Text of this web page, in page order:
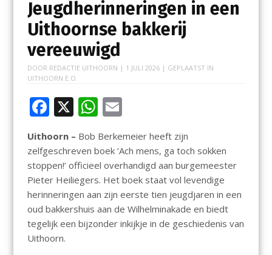
Jeugdherinneringen in een
Uithoornse bakkerij
vereeuwigd
DOOR REDACTIE UITHOORN | 1 JULI 2026| GEPLAATST IN
UITHOORN E.O.
F
e
b
o
o
k
X W
at
s
A
p
p
E
ai
l
Uithoorn – Bob Berkemeier heeft zijn
zelfgeschreven boek ‘Ach mens, ga toch sokken
stoppen!’ officieel overhandigd aan burgemeester
Pieter Heiliegers. Het boek staat vol levendige
herinneringen aan zijn eerste tien jeugdjaren in een
oud bakkershuis aan de Wilhelminakade en biedt
tegelijk een bijzonder inkijkje in de geschiedenis van
Uithoorn.